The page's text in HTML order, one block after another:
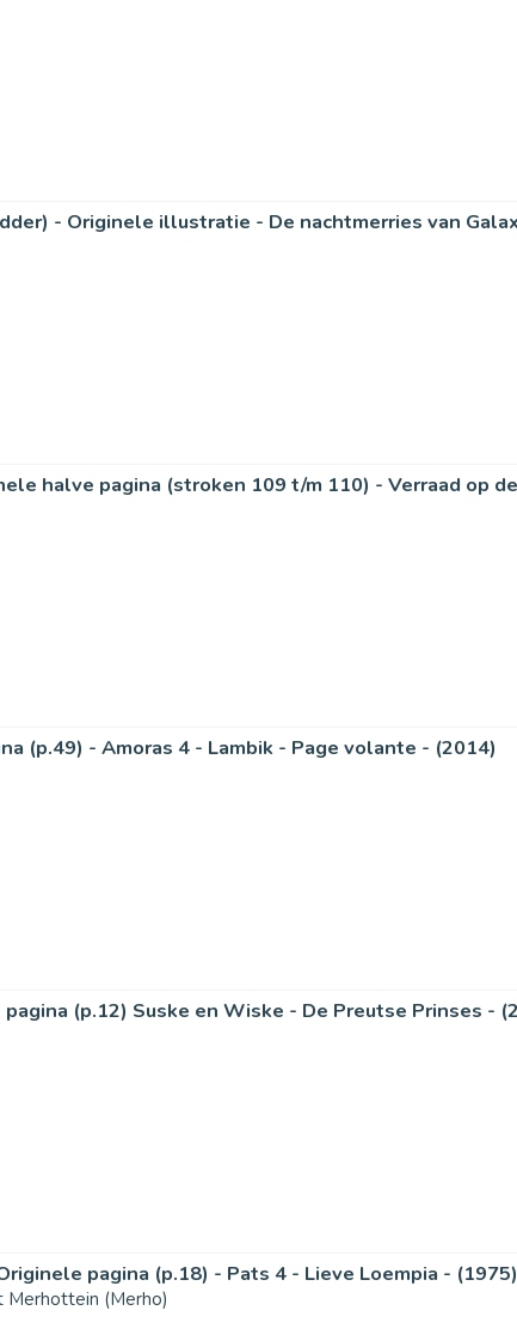
(p.49) - Amoras 4 - Lambik - Page volante - (2014)
pagina (p.18) - Pats 4 - Lieve Loempia - (1975)
(Merho)